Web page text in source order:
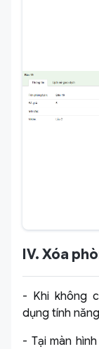
IV. Xóa
- Khi không
dụng tính
- Tại màn